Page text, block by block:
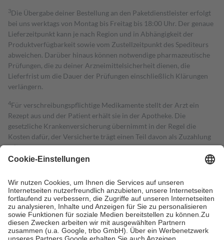
3Die Übergabe deiner Bestellung an den Paketdienstleister erfolgt
bei uns werktags von Montag bis Freitag bis 18:00 Uhr. Der genaue
Lieferzeitpunkt kann je nach Region und in Abhängigkeit der
Produktverfügbarkeit sowie vom Zustellzeitpunkt des Spediteurs
abweichen. Darüber hinaus können notwendige pharmazeutische
Prüfungen, die zu deiner Arzneimittelsicherheit dienen, die
Lieferfrist um die Dauer der Prüfungen einschließlich Klärungen
verlängern.
4Für verschreibungspflichtige Medikamente stellt der Arzt ein
Rezept aus und der Patient erhält sie in der Apotheke. Die
gesetzliche Krankenversicherung übernimmt in der Regel die
Kosten dafür, der Versicherte trägt einen Teil davon als Zuzahlung
mit.
Grundsätzlich leisten Mitglieder Zuzahlungen in Höhe von zehn
höchstens zehn Euro.
Es sind jedoch nie mehr als die tatsächlichen
Kosten der Leistung zu entrichten.
Diese Regeln gelten grundsätzlich auch für Online-Apotheken.
Bei Heilmitteln und häuslicher Krankenpflege beträgt die
Zuzahlung zehn Prozent der Kosten sowie zehn Euro je
Verordnung.